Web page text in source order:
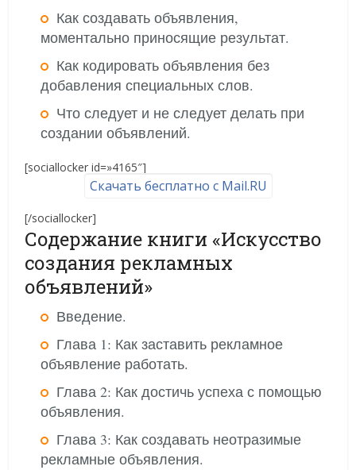
Как создавать объявления,
моментально приносящие результат.
Как кодировать объявления без
добавления специальных слов.
Что следует и не следует делать при
создании объявлений.
[sociallocker id=»4165″]
Скачать бесплатно с Mail.RU
[/sociallocker]
Содержание книги «Искусство
создания рекламных
объявлений»
Введение.
Глава 1: Как заставить рекламное
объявление работать.
Глава 2: Как достичь успеха с помощью
объявления.
Глава 3: Как создавать неотразимые
рекламные объявления.